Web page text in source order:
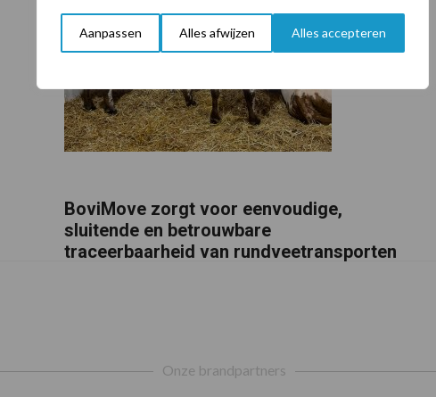
Aanpassen Alles afwijzen Alles accepteren
BoviMove zorgt voor eenvoudige,
sluitende en betrouwbare
traceerbaarheid van rundveetransporten
Onze brandpartners